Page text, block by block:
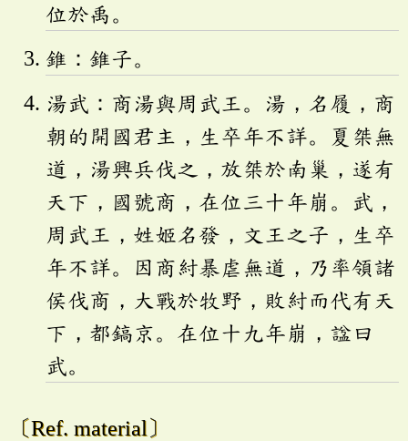
位於禹。
錐：錐子。
湯武：商湯與周武王。湯，名履，商
朝的開國君主，生卒年不詳。夏桀無
道，湯興兵伐之，放桀於南巢，遂有
天下，國號商，在位三十年崩。武，
周武王，姓姬名發，文王之子，生卒
年不詳。因商紂暴虐無道，乃率領諸
侯伐商，大戰於牧野，敗紂而代有天
下，都鎬京。在位十九年崩，諡曰
武。
〔Ref. material〕